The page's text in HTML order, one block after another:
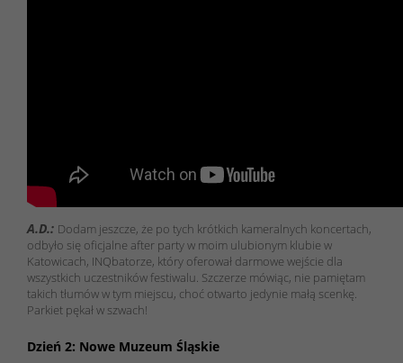
A.D.: Dodam jeszcze, że po tych krótkich kameralnych koncertach,
odbyło się oficjalne after party w moim ulubionym klubie w
Katowicach, INQbatorze, który oferował darmowe wejście dla
wszystkich uczestników festiwalu. Szczerze mówiąc, nie pamiętam
takich tłumów w tym miejscu, choć otwarto jedynie małą scenkę.
Parkiet pękał w szwach!
Dzień 2: Nowe Muzeum Śląskie